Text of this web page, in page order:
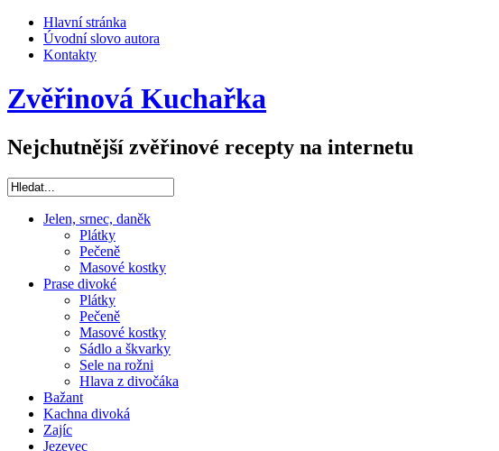
Hlavní stránka
Úvodní slovo autora
Kontakty
Zvěřinová Kuchařka
Nejchutnější zvěřinové recepty na internetu
Jelen, srnec, daněk
Plátky
Pečeně
Masové kostky
Prase divoké
Plátky
Pečeně
Masové kostky
Sádlo a škvarky
Sele na rožni
Hlava z divočáka
Bažant
Kachna divoká
Zajíc
Jezevec